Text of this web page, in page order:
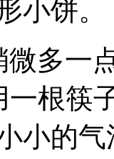
小饼。
多一
一根筷
小的